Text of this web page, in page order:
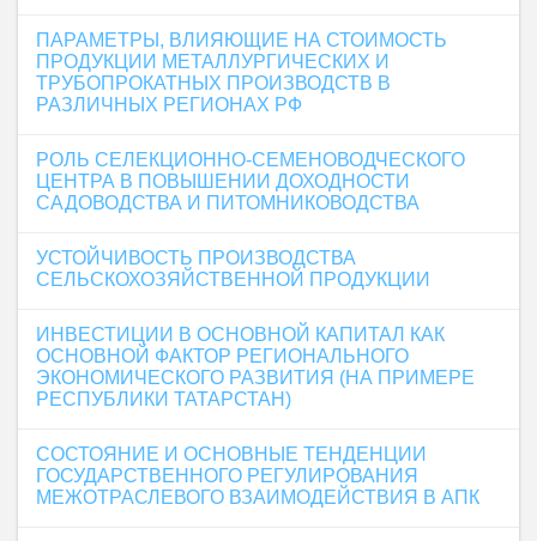
ПАРАМЕТРЫ, ВЛИЯЮЩИЕ НА СТОИМОСТЬ
ПРОДУКЦИИ МЕТАЛЛУРГИЧЕСКИХ И
ТРУБОПРОКАТНЫХ ПРОИЗВОДСТВ В
РАЗЛИЧНЫХ РЕГИОНАХ РФ
РОЛЬ СЕЛЕКЦИОННО-СЕМЕНОВОДЧЕСКОГО
ЦЕНТРА В ПОВЫШЕНИИ ДОХОДНОСТИ
САДОВОДСТВА И ПИТОМНИКОВОДСТВА
УСТОЙЧИВОСТЬ ПРОИЗВОДСТВА
СЕЛЬСКОХОЗЯЙСТВЕННОЙ ПРОДУКЦИИ
ИНВЕСТИЦИИ В ОСНОВНОЙ КАПИТАЛ КАК
ОСНОВНОЙ ФАКТОР РЕГИОНАЛЬНОГО
ЭКОНОМИЧЕСКОГО РАЗВИТИЯ (НА ПРИМЕРЕ
РЕСПУБЛИКИ ТАТАРСТАН)
СОСТОЯНИЕ И ОСНОВНЫЕ ТЕНДЕНЦИИ
ГОСУДАРСТВЕННОГО РЕГУЛИРОВАНИЯ
МЕЖОТРАСЛЕВОГО ВЗАИМОДЕЙСТВИЯ В АПК